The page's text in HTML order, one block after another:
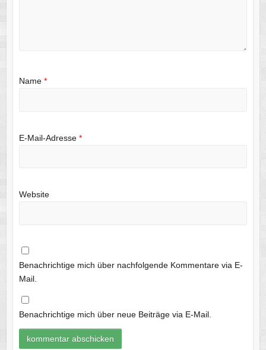
Name *
E-Mail-Adresse *
Website
Benachrichtige mich über nachfolgende Kommentare via E-
Mail.
Benachrichtige mich über neue Beiträge via E-Mail.